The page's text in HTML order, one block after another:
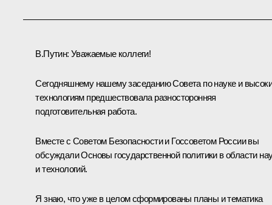
В.Путин: Уважаемые коллеги!
Сегодняшнему нашему заседанию Совета по науке и
технологиям предшествовала разносторонняя
подготовительная работа.
Вместе с Советом Безопасности и Госсоветом России вы
обсуждали Основы государственной политики в области
и технологий.
Я знаю, что уже в целом сформированы планы и тематика